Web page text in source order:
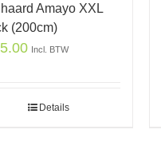
Amayo XXL
(200cm)
Incl. BTW
Details